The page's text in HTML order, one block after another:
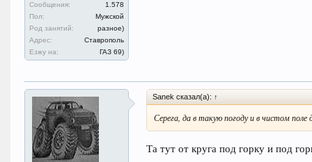
Сообщения:
1.578
Пол:
Мужской
Род занятий:
разное)
Адрес:
Ставрополь
Езжу на:
ГАЗ 69)
Sanek сказал(а): ↑
Серега, да в такую погоду и в чистом поле
Та тут от круга под горку и под